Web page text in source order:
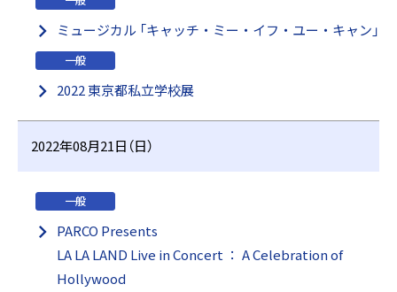
ミュージカル 「キャッチ・ミー・イフ・ユー・キャン」
一般
2022 東京都私立学校展
2022年08月21日（日）
一般
PARCO Presents
LA LA LAND Live in Concert ： A Celebration of
Hollywood